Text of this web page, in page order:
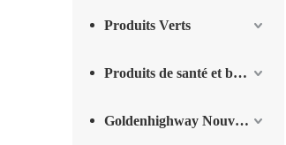
Produits Verts
Produits de santé et bien-être
Goldenhighway Nouveaux Matériaux